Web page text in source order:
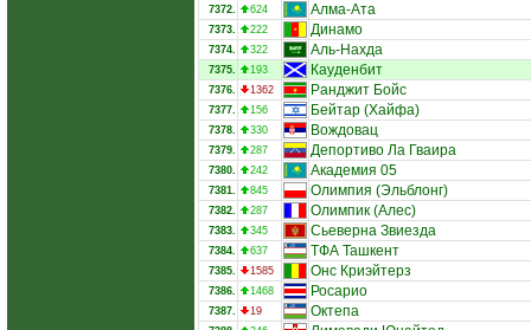
7372. 624 Алма-Ата
7373. 222 Динамо
7374. 322 Аль-Нахда
7375. 193 Кауденбит
7376. 1362 Ранджит Бойс
7377. 156 Бейтар (Хайфа)
7378. 330 Вождовац
7379. 287 Депортиво Ла Гваира
7380. 242 Академия 05
7381. 845 Олимпия (Эльблонг)
7382. 287 Олимпик (Алес)
7383. 345 Сьеверна Звиезда
7384. 637 ТФА Ташкент
7385. 1585 Онс Криэйтерз
7386. 1468 Росарио
7387. 19 Октепа